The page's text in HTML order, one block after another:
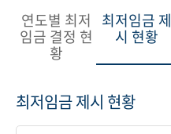
연도별 최저
임금 결정 현
황
최저임금 제
시 현황
최저임금 제시 현황